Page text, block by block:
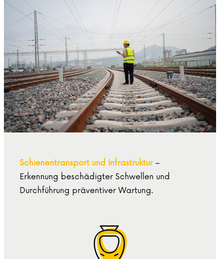
Schienentransport und Infrastruktur–
Erkennung beschädigter Schwellen und
Durchführung präventiver Wartung.